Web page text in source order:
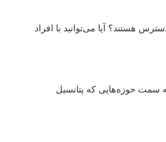
هستند؟ آیا می‌توانید با افراد
سمت حوزه‌هایی که پتانسیل